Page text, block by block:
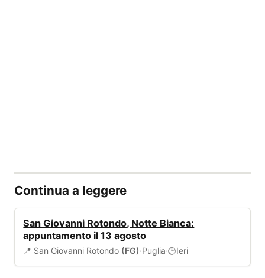
Continua a leggere
San Giovanni Rotondo, Notte Bianca:
appuntamento il 13 agosto
📍 San Giovanni Rotondo (FG)·Puglia·🕒Ieri